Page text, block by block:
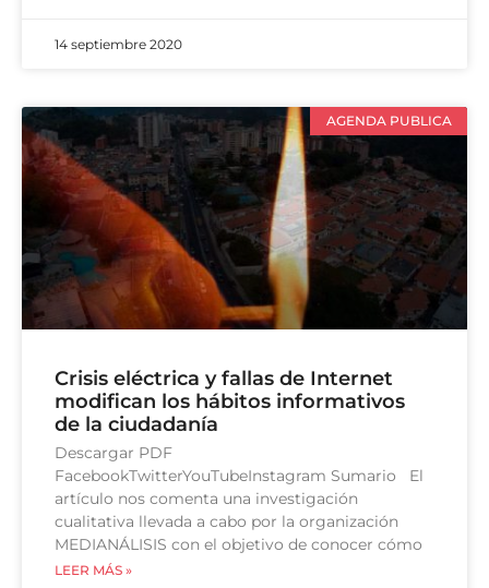
14 septiembre 2020
AGENDA PUBLICA
Crisis eléctrica y fallas de Internet
modifican los hábitos informativos
de la ciudadanía
Descargar PDF
FacebookTwitterYouTubeInstagram Sumario El
artículo nos comenta una investigación
cualitativa llevada a cabo por la organización
MEDIANÁLISIS con el objetivo de conocer cómo
LEER MÁS »